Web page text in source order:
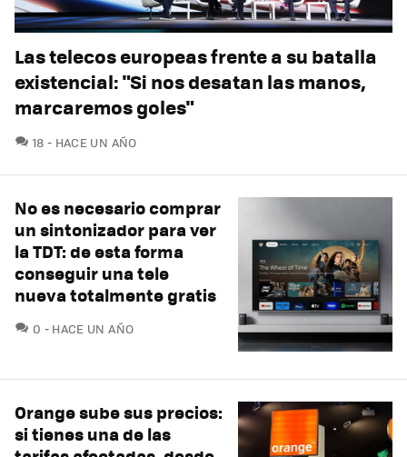
Las telecos europeas frente a su batalla
existencial: "Si nos desatan las manos,
marcaremos goles"
18 COMENTARIOS
HACE UN AÑO
No es necesario comprar
un sintonizador para ver
la TDT: de esta forma
conseguir una tele
nueva totalmente gratis
0 COMENTARIOS
HACE UN AÑO
Orange sube sus precios:
si tienes una de las